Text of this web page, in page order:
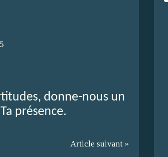
donne-nous un
présence.
Article suivant »